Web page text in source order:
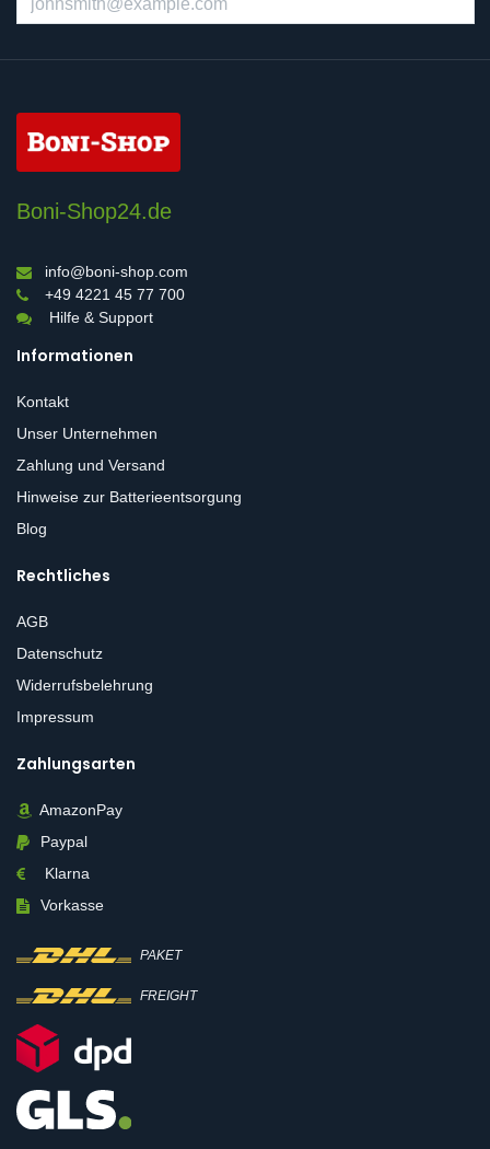
Boni-Shop24.de
info@boni-shop.com
+49 4221 45 77 700
Hilfe & Support
Informationen
Kontakt
Unser Unternehmen
Zahlung und Versand
Hinweise zur Batterieentsorgung
Blog
Rechtliches
AGB
Datenschutz
Widerrufsbelehrung
Impressum
Zahlungsarten
AmazonPay
Paypal
Klarna
Vorkasse
PAKET
FREIGHT